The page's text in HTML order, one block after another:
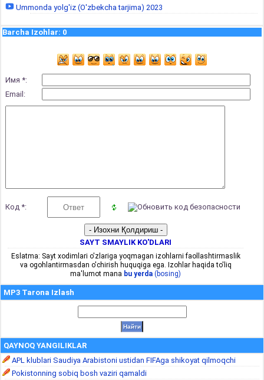
Ummonda yolg'iz (O'zbekcha tarjima) 2023
Barcha Izohlar: 0
Имя *:
Email:
Код *:
SAYT SMAYLIK KO'DLARI
Eslatma: Sayt xodimlari o'zlariga yoqmagan izohlarni faollashtirmaslik
va ogohlantirmasdan o'chirish huquqiga ega. Izohlar haqida to'liq
ma'lumot mana bu yerda (bosing)
MP3 Tarona Izlash
QAYNOQ YANGILIKLAR
APL klublari Saudiya Arabistoni ustidan FIFAga shikoyat qilmoqchi
Pokistonning sobiq bosh vaziri qamaldi